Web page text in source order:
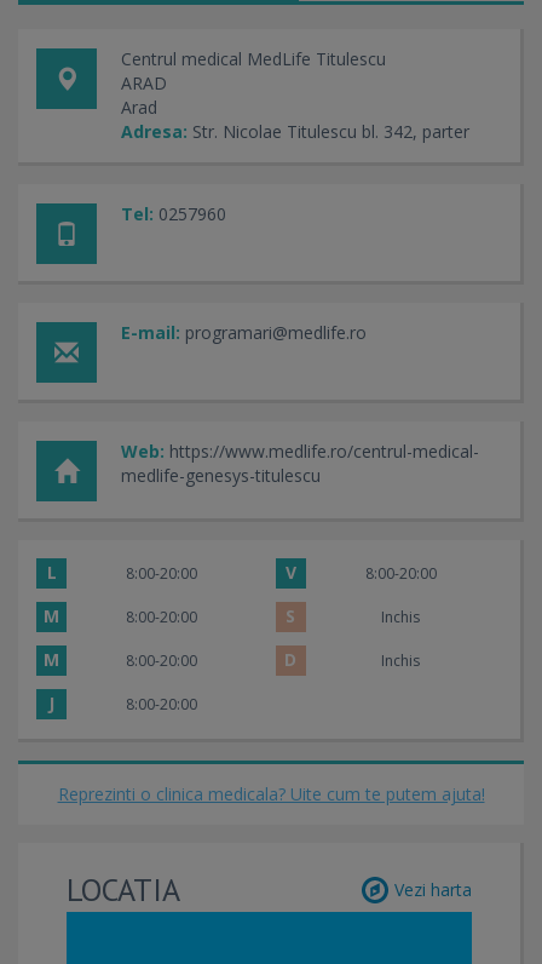
Centrul medical MedLife Titulescu
ARAD
Arad
Adresa: Str. Nicolae Titulescu bl. 342, parter
Tel: 0257960
E-mail: programari@medlife.ro
Web: https://www.medlife.ro/centrul-medical-
medlife-genesys-titulescu
L 8:00-20:00 V 8:00-20:00
M 8:00-20:00 S Inchis
M 8:00-20:00 D Inchis
J 8:00-20:00
Reprezinti o clinica medicala? Uite cum te putem ajuta!
LOCATIA Vezi harta